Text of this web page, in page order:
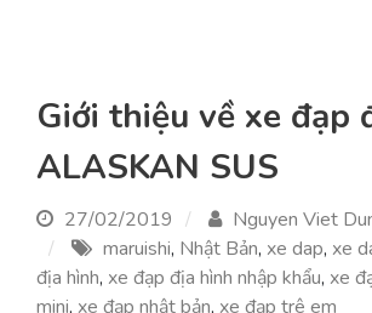
Giới thiệu về xe đạp
ALASKAN SUS
27/02/2019 Nguyen Viet
maruishi, Nhật Bản, xe dap, xe
địa hình, xe đạp địa hình nhập khẩu, xe
mini, xe đạp nhật bản, xe đạp trê em